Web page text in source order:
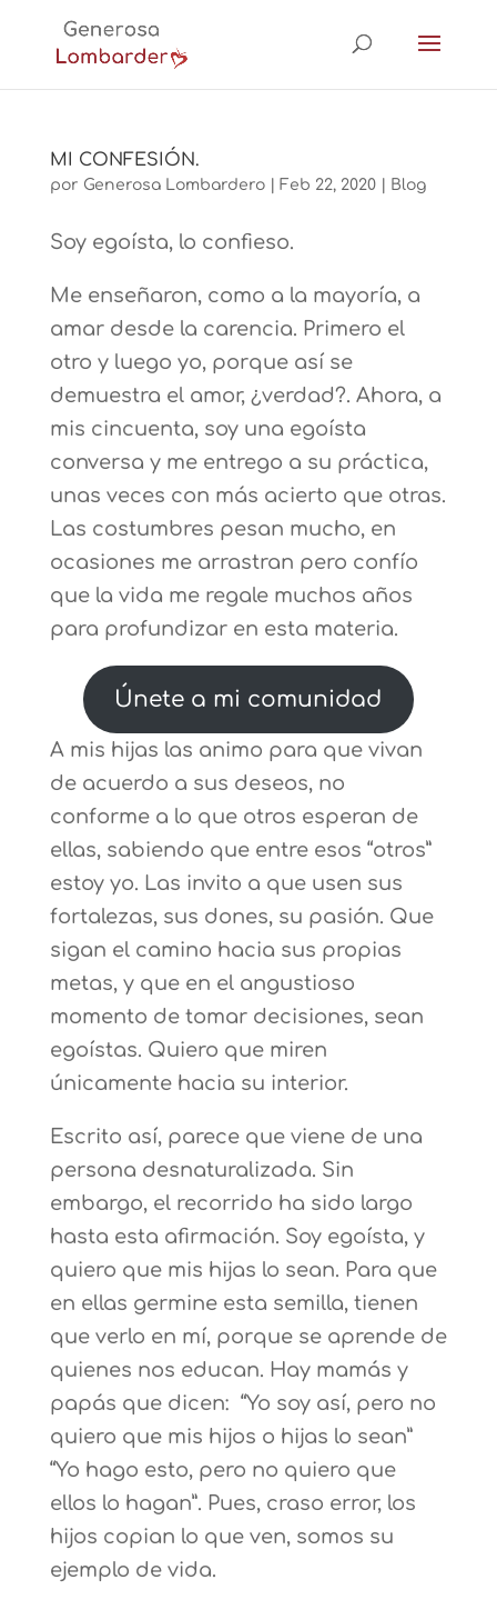
MI CONFESIÓN.
por Generosa Lombardero| Feb 22, 2020| Blog
Soy egoísta, lo confieso.
Me enseñaron, como a la mayoría, a
amar desde la carencia. Primero el
otro y luego yo, porque así se
demuestra el amor, ¿verdad?. Ahora, a
mis cincuenta, soy una egoísta
conversa y me entrego a su práctica,
unas veces con más acierto que otras.
Las costumbres pesan mucho, en
ocasiones me arrastran pero confío
que la vida me regale muchos años
para profundizar en esta materia.
Únete a mi comunidad
A mis hijas las animo para que vivan
de acuerdo a sus deseos, no
conforme a lo que otros esperan de
ellas, sabiendo que entre esos “otros”
estoy yo. Las invito a que usen sus
fortalezas, sus dones, su pasión. Que
sigan el camino hacia sus propias
metas, y que en el angustioso
momento de tomar decisiones, sean
egoístas. Quiero que miren
únicamente hacia su interior.
Escrito así, parece que viene de una
persona desnaturalizada. Sin
embargo, el recorrido ha sido largo
hasta esta afirmación. Soy egoísta, y
quiero que mis hijas lo sean. Para que
en ellas germine esta semilla, tienen
que verlo en mí, porque se aprende de
quienes nos educan. Hay mamás y
papás que dicen: “Yo soy así, pero no
quiero que mis hijos o hijas lo sean”
“Yo hago esto, pero no quiero que
ellos lo hagan”. Pues, craso error, los
hijos copian lo que ven, somos su
ejemplo de vida.